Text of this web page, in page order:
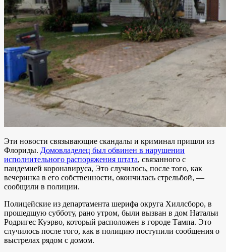
Эти новости связывающие скандалы и криминал пришли из
Флориды. Домовладелец был обвинен в нарушении
исполнительного распоряжения штата, связанного с
пандемией коронавируса, Это случилось, после того, как
вечеринка в его собственности, окончилась стрельбой, —
сообщили в полиции.
Полицейские из департамента шерифа округа Хиллсборо, в
прошедшую субботу, рано утром, были вызван в дом Натальи
Родригес Куэрво, который расположен в городе Тампа. Это
случилось после того, как в полицию поступили сообщения о
выстрелах рядом с домом.